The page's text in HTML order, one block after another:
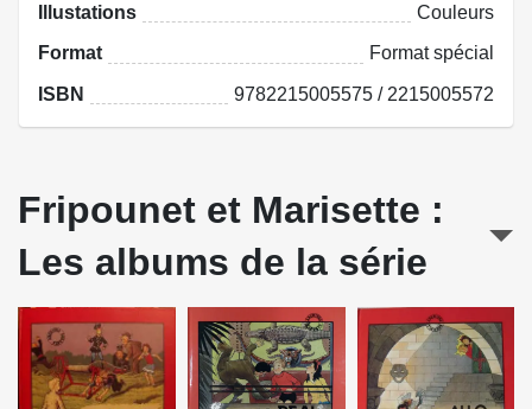
Illustations Couleurs
Format Format spécial
ISBN 9782215005575 / 2215005572
Fripounet et Marisette :
Les albums de la série